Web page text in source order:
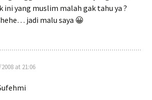
ini yang muslim malah gak tahu ya ?
jadi malu saya 😀
at 21:06